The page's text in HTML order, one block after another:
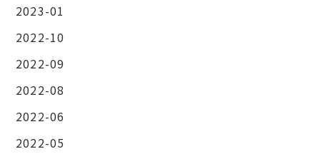
2023-01
2022-10
2022-09
2022-08
2022-06
2022-05